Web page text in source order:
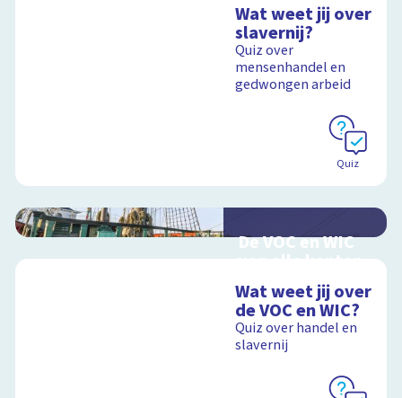
Wat weet jij over
slavernij?
Quiz over
mensenhandel en
gedwongen arbeid
Quiz
De VOC en WIC
van alle kanten
over zee
Wat weet jij over
de VOC en WIC?
Quiz over handel en
slavernij